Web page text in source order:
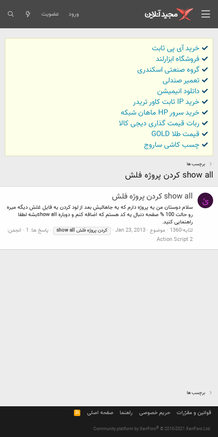
ورود عضویت
خرید آی پی ثابت
فروشگاه ابزارلند
گروه صنعتی اسکندری
تعمیر صندلی
داتلود انیمیشن
خرید IP ثابت کاور تریدر
خرید سرور HP ماهان شبکه
ربات قیمت گذاری دیجی کالا
قیمت طلا GOLD
چسب کاشی ساروج
برچسب ها
show all کردن پروژه فلش
ئ show all کردن پروژه فلش
سلام دوستان من یه پروژه دارم که یه جاهائیش بعد از لود کردن یه فایل غلش دیگه میره
رو حالت 100 % صفحه دنبال یه کد هستم که اضافه کنم و دوباره show allبشه لطفا
راهنمایی کنید.
ئثایه-1360
موضوع Jan 23, 2013
show all کردن پروژه فلش پاسخ ها: 1
انجمن:
Action Script 2
برچسب ها
قوانین و مقرّرات حریم خصوصی راهنما صفحه اصلی
R
S
Community platform by XenForo® © 2010-2021 XenForo Ltd.